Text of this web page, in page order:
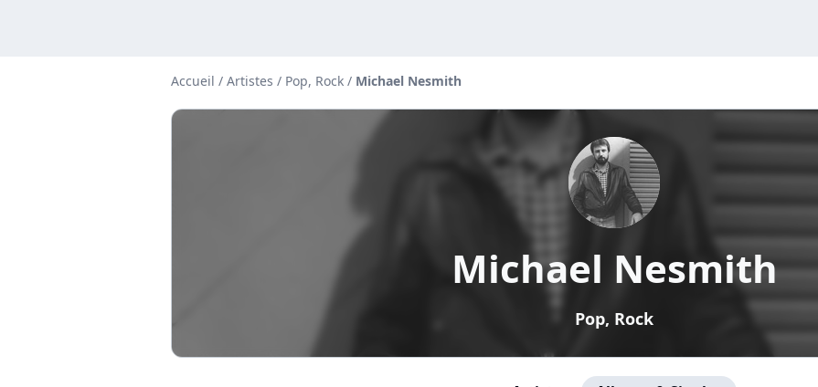
Accueil / Artistes / Pop, Rock / Michael Nesmith
Michael Nesmith
Pop, Rock